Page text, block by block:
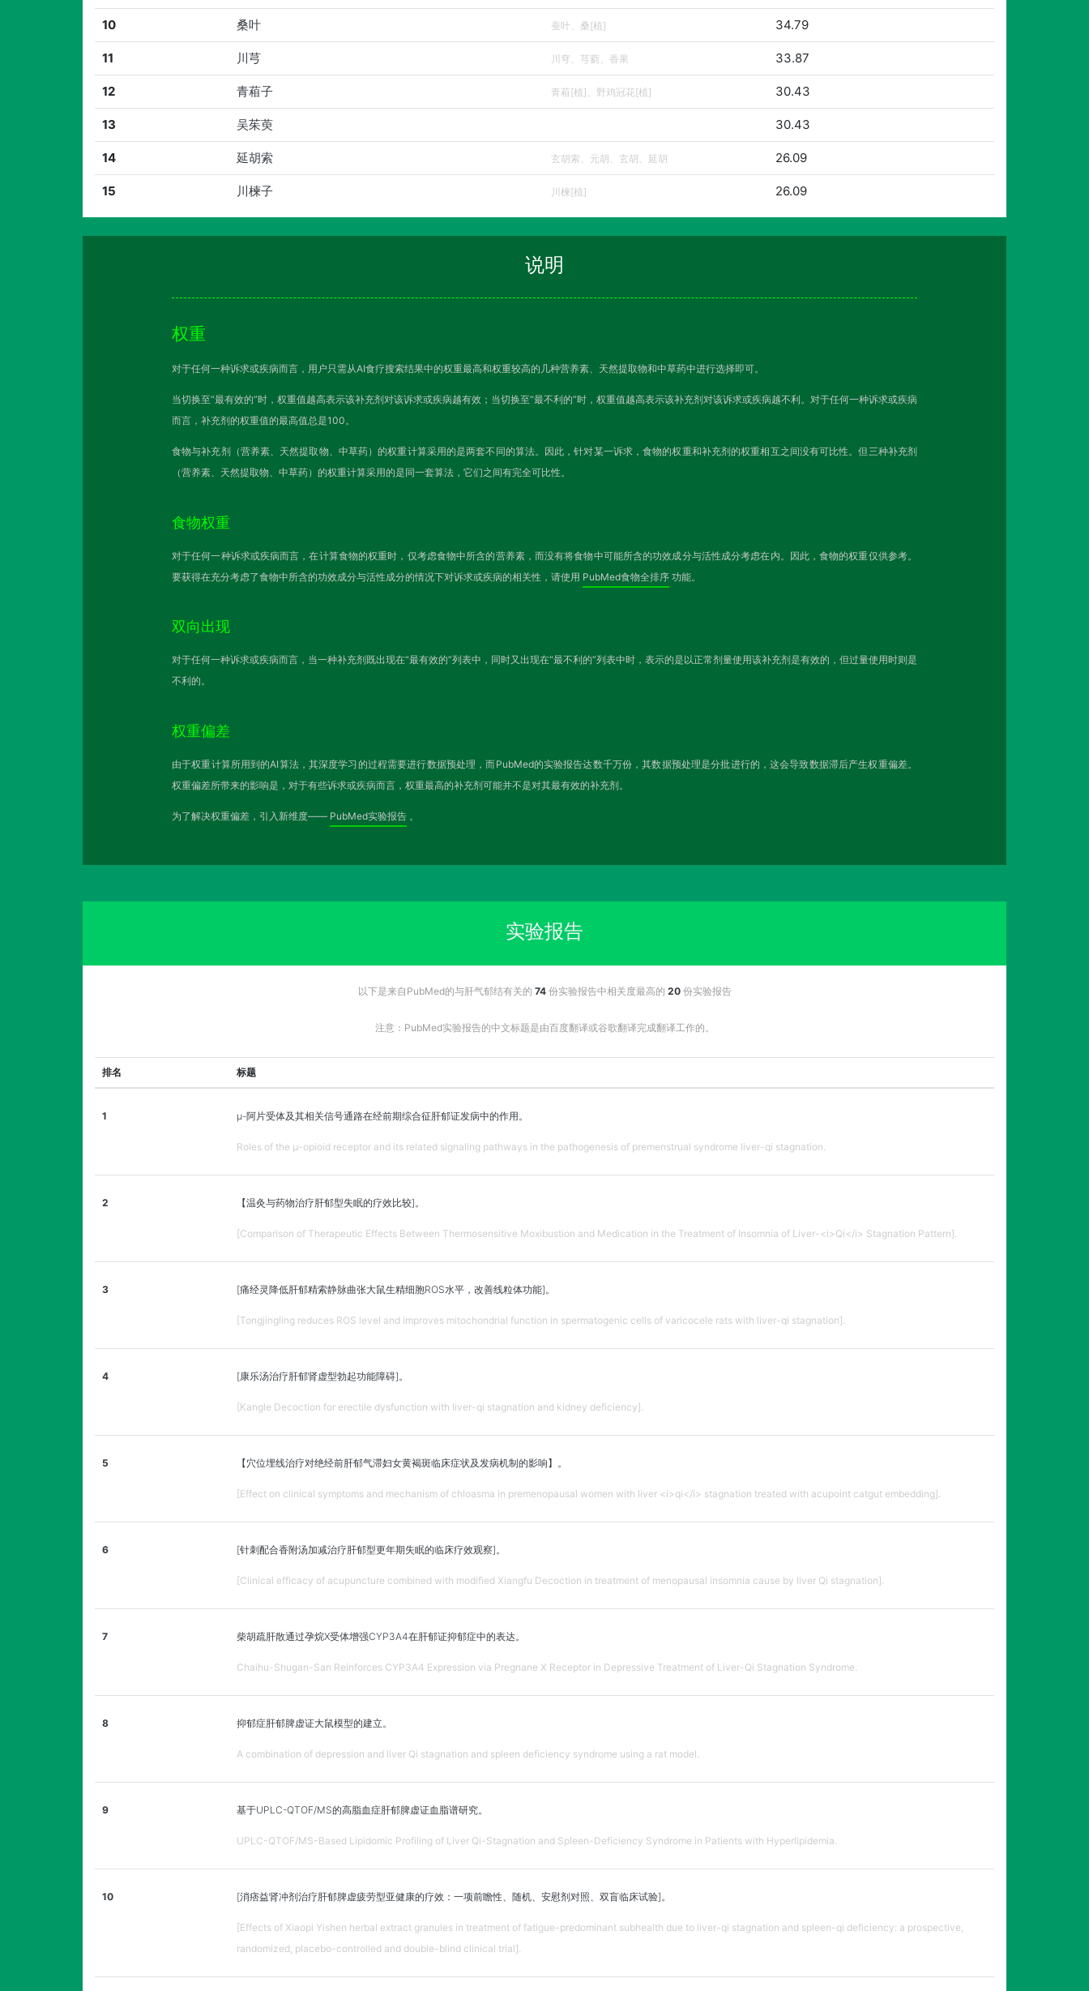
10 桑叶 蚕叶、桑[植] 34.79
11 川芎 川穹、芎藭、香果 33.87
12 青葙子 青葙[植]、野鸡冠花[植] 30.43
13 吴茱萸 30.43
14 延胡索 玄胡索、元胡、玄胡、延胡 26.09
15 川楝子 川楝[植] 26.09
说明
权重
对于任何一种诉求或疾病而言，用户只需从AI食疗搜索结果中的权重最高和权重较高的几种营养素、天然提取物和中草药中进行选择即可。
当切换至“最有效的”时，权重值越高表示该补充剂对该诉求或疾病越有效；当切换至“最不利的”时，权重值越高表示该补充剂对该诉求或疾病越不利。对于任何一种诉求或疾病
而言，补充剂的权重值的最高值总是100。
食物与补充剂（营养素、天然提取物、中草药）的权重计算采用的是两套不同的算法。因此，针对某一诉求，食物的权重和补充剂的权重相互之间没有可比性。但三种补充剂
（营养素、天然提取物、中草药）的权重计算采用的是同一套算法，它们之间有完全可比性。
食物权重
对于任何一种诉求或疾病而言，在计算食物的权重时，仅考虑食物中所含的营养素，而没有将食物中可能所含的功效成分与活性成分考虑在内。因此，食物的权重仅供参考。
要获得在充分考虑了食物中所含的功效成分与活性成分的情况下对诉求或疾病的相关性，请使用 PubMed食物全排序 功能。
双向出现
对于任何一种诉求或疾病而言，当一种补充剂既出现在“最有效的”列表中，同时又出现在“最不利的”列表中时，表示的是以正常剂量使用该补充剂是有效的，但过量使用时则是
不利的。
权重偏差
由于权重计算所用到的AI算法，其深度学习的过程需要进行数据预处理，而PubMed的实验报告达数千万份，其数据预处理是分批进行的，这会导致数据滞后产生权重偏差。
权重偏差所带来的影响是，对于有些诉求或疾病而言，权重最高的补充剂可能并不是对其最有效的补充剂。
为了解决权重偏差，引入新维度—— PubMed实验报告 。
实验报告
以下是来自PubMed的与肝气郁结有关的 74份实验报告中相关度最高的 20份实验报告
注意：PubMed实验报告的中文标题是由百度翻译或谷歌翻译完成翻译工作的。
排名 标题
1 μ-阿片受体及其相关信号通路在经前期综合征肝郁证发病中的作用。
Roles of the µ-opioid receptor and its related signaling pathways in the pathogenesis of premenstrual syndrome liver-qi stagnation.
2 【温灸与药物治疗肝郁型失眠的疗效比较]。
[Comparison of Therapeutic Effects Between Thermosensitive Moxibustion and Medication in the Treatment of Insomnia of Liver-<i>Qi</i> Stagnation Pattern].
3 [痛经灵降低肝郁精索静脉曲张大鼠生精细胞ROS水平，改善线粒体功能]。
[Tongjingling reduces ROS level and improves mitochondrial function in spermatogenic cells of varicocele rats with liver-qi stagnation].
4 [康乐汤治疗肝郁肾虚型勃起功能障碍]。
[Kangle Decoction for erectile dysfunction with liver-qi stagnation and kidney deficiency].
5 【穴位埋线治疗对绝经前肝郁气滞妇女黄褐斑临床症状及发病机制的影响】。
[Effect on clinical symptoms and mechanism of chloasma in premenopausal women with liver <i>qi</i> stagnation treated with acupoint catgut embedding].
6 [针刺配合香附汤加减治疗肝郁型更年期失眠的临床疗效观察]。
[Clinical efficacy of acupuncture combined with modified Xiangfu Decoction in treatment of menopausal insomnia cause by liver Qi stagnation].
7 柴胡疏肝散通过孕烷X受体增强CYP3A4在肝郁证抑郁症中的表达。
Chaihu-Shugan-San Reinforces CYP3A4 Expression via Pregnane X Receptor in Depressive Treatment of Liver-Qi Stagnation Syndrome.
8 抑郁症肝郁脾虚证大鼠模型的建立。
A combination of depression and liver Qi stagnation and spleen deficiency syndrome using a rat model.
9 基于UPLC-QTOF/MS的高脂血症肝郁脾虚证血脂谱研究。
UPLC-QTOF/MS-Based Lipidomic Profiling of Liver Qi-Stagnation and Spleen-Deficiency Syndrome in Patients with Hyperlipidemia.
10 [消痞益肾冲剂治疗肝郁脾虚疲劳型亚健康的疗效：一项前瞻性、随机、安慰剂对照、双盲临床试验]。
[Effects of Xiaopi Yishen herbal extract granules in treatment of fatigue-predominant subhealth due to liver-qi stagnation and spleen-qi deficiency: a prospective,
randomized, placebo-controlled and double-blind clinical trial].